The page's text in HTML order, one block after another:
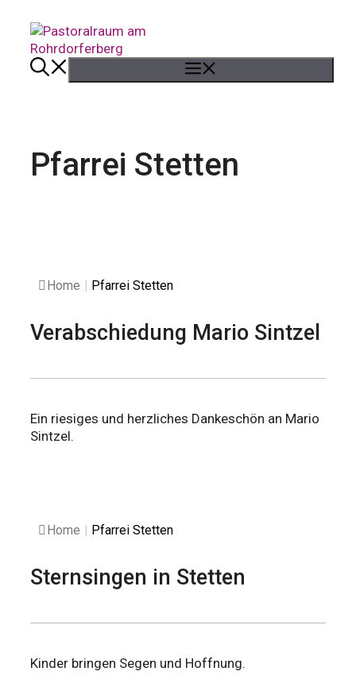
zum
Inhalt
Pfarrei Stetten
Home | Pfarrei Stetten
Verabschiedung Mario Sintzel
Ein riesiges und herzliches Dankeschön an Mario
Sintzel.
Home | Pfarrei Stetten
Sternsingen in Stetten
Kinder bringen Segen und Hoffnung.